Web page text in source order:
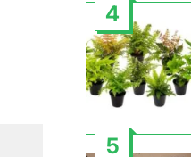
4
5